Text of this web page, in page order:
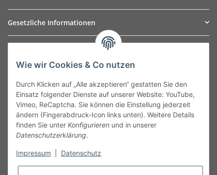
Gesetzliche Informationen
Leibnizstraße 2a
Germany
Phone:+49 40 5287270
Fax:+49 40 5281050
Email:sales@tow-automotive.de
Wie wir Cookies & Co nutzen
Durch Klicken auf „Alle akzeptieren“ gestatten Sie den
Einsatz folgender Dienste auf unserer Website: YouTube,
Vimeo, ReCaptcha. Sie können die Einstellung jederzeit
ändern (Fingerabdruck-Icon links unten). Weitere Details
finden Sie unter Konfigurieren und in unserer
Datenschutzerklärung.
Impressum Datenschutz